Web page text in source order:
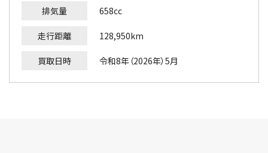
排気量 658cc
走行距離 128,950km
買取日時 令和8年（2026年）5月